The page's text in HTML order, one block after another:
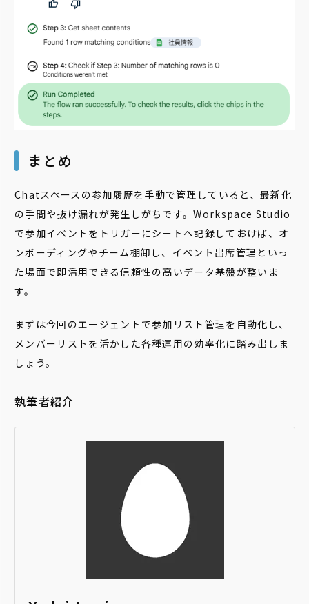
まとめ
Chatスペースの参加履歴を手動で管理していると、最新化
の手間や抜け漏れが発生しがちです。Workspace Studio
で参加イベントをトリガーにシートへ記録しておけば、オ
ンボーディングやチーム棚卸し、イベント出席管理といっ
た場面で即活用できる信頼性の高いデータ基盤が整いま
す。
まずは今回のエージェントで参加リスト管理を自動化し、
メンバーリストを活かした各種運用の効率化に踏み出しま
しょう。
執筆者紹介